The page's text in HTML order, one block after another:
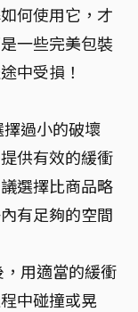
何使用它，才
一些完美包裝
中受損！
過小的破壞
供有效的緩衝
選擇比商品略
有足夠的空間
用適當的緩衝
中碰撞或晃